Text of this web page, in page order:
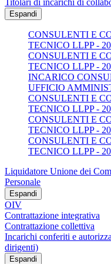
Espandi
CONSULENTI E
TECNICO LLPP -
CONSULENTI E
TECNICO LLPP -
INCARICO
UFFICIO
CONSULENTI E
TECNICO LLPP -
CONSULENTI E
TECNICO LLPP -
CONSULENTI E
TECNICO LLPP -
Liquidatore Unione dei
Personale
Espandi
OIV
Contrattazione integrativa
Contrattazione collettiva
Incarichi conferiti e
dirigenti)
Espandi